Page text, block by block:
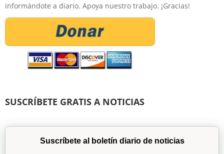
informándote a diario. Apoya nuestro trabajo. ¡Gracias!
SUSCRÍBETE GRATIS A NOTICIAS
Suscríbete al boletín diario de noticias